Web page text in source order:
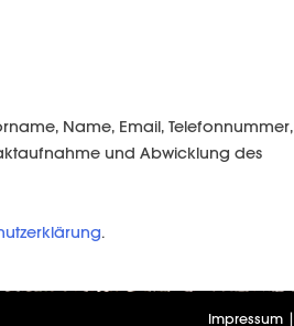
Name, Email, Telefonnummer,
und Abwicklung des
.
Impressum|